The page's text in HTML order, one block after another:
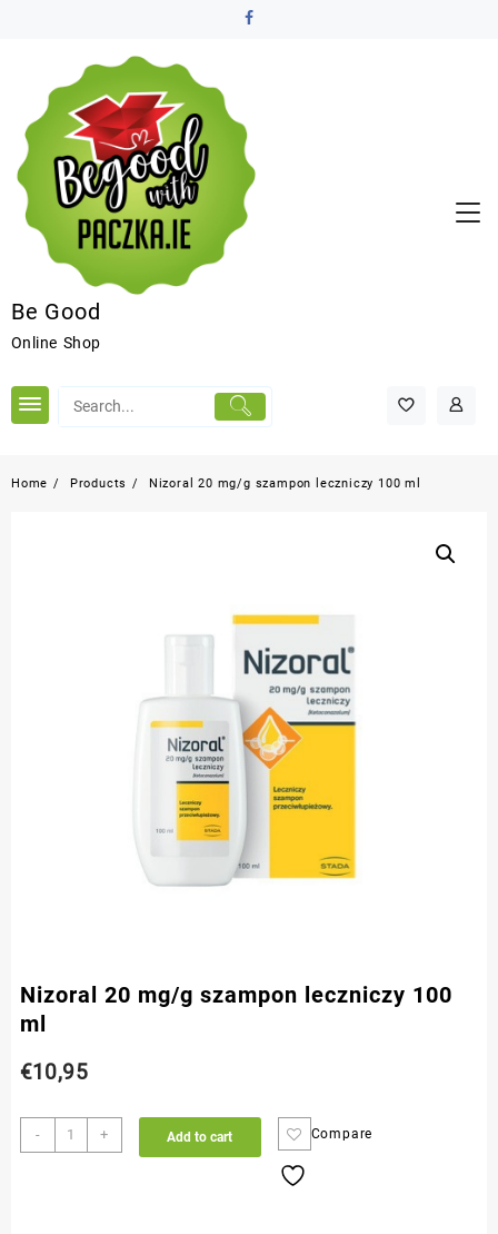
Be Good
Online Shop
Home Products Nizoral 20 mg/g szampon leczniczy 100 ml
Nizoral 20 mg/g szampon leczniczy 100
ml
€10,95
- + Add to cart Compare